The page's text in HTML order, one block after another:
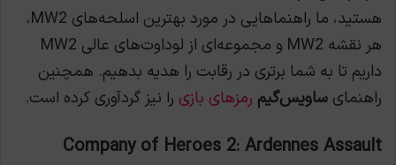
هستید، ما راهنماهایی در مورد بهترین اسلحه‌های MW2،
هر نقشه MW2 و مجموعه‌ای از لوداوت‌های عالی MW2
داریم تا به شما برتری در رقابت را هدیه بدهیم. همچنین
راهنمای ساویس‌گیم رمزهای بازی را نیز گردآوری کرده است.
Company of Heroes 2: Ardennes Assault